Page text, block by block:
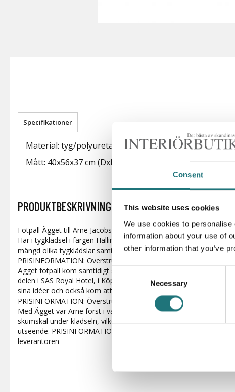
Consent
This website uses cookies
We use cookies to
information about your use of
other information that you’ve
Consent
Selection
Necessary
Specifikationer
Material: tyg/polyuretanskum/stål och aluminium
Mått: 40x56x37 cm (DxBxH)
PRODUKTBESKRIVNING
Fotpall Ägget till Arne Jacobsen´s stilfulla Ägget gör känslan
Här i tygklädsel i färgen Hallingdal 110. Såväl fåtölj som fotpall
mängd olika tygklädslar samt även med valnötsfärgad
PRISINFORMATION: Överstruket pris är ett rekommenderat pris
Ägget fotpall kom samtidigt som fåtöljen som Arne ritade till
delen i SAS Royal Hotel, i Köpenhamn. Det var där som han fick
sina idéer och också kom att skriva världshistoria gällande dansk
PRISINFORMATION: Överstruket pris är ett rekommenderat pris
Med Ägget var Arne först i värden med en ny teknik som innebar
skumskal under klädseln, vilket förbättrade produkternas
utseende. PRISINFORMATION: Överstruket pris är ett
leverantören